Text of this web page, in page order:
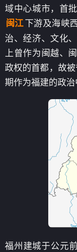
域中心城市，首
闽江下游及海峡
治、经济、文化
上曾作为闽越、
政权的首都，故被
期作为福建的政治
福州建城于公元